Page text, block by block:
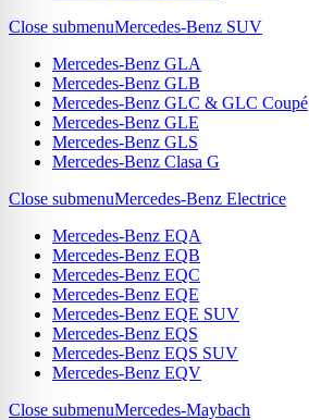
Close submenuMercedes-Benz SUV
Mercedes-Benz GLA
Mercedes-Benz GLB
Mercedes-Benz GLC & GLC Coupé
Mercedes-Benz GLE
Mercedes-Benz GLS
Mercedes-Benz Clasa G
Close submenuMercedes-Benz Electrice
Mercedes-Benz EQA
Mercedes-Benz EQB
Mercedes-Benz EQC
Mercedes-Benz EQE
Mercedes-Benz EQE SUV
Mercedes-Benz EQS
Mercedes-Benz EQS SUV
Mercedes-Benz EQV
Close submenuMercedes-Maybach